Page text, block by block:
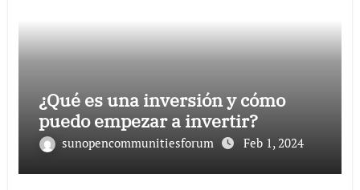
¿Qué es una inversión y cómo
puedo empezar a invertir?
sunopencommunitiesforum Feb 1, 2024